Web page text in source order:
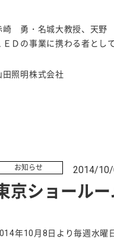
崎 勇・名城大教授、天野
ＥＤの事業に携わる者とし
田照明株式会社
お知らせ 2014/
京ショール
年10月8日より毎週水曜